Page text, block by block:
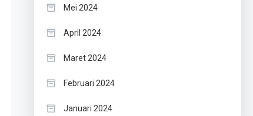
Mei 2024
April 2024
Maret 2024
Februari 2024
Januari 2024